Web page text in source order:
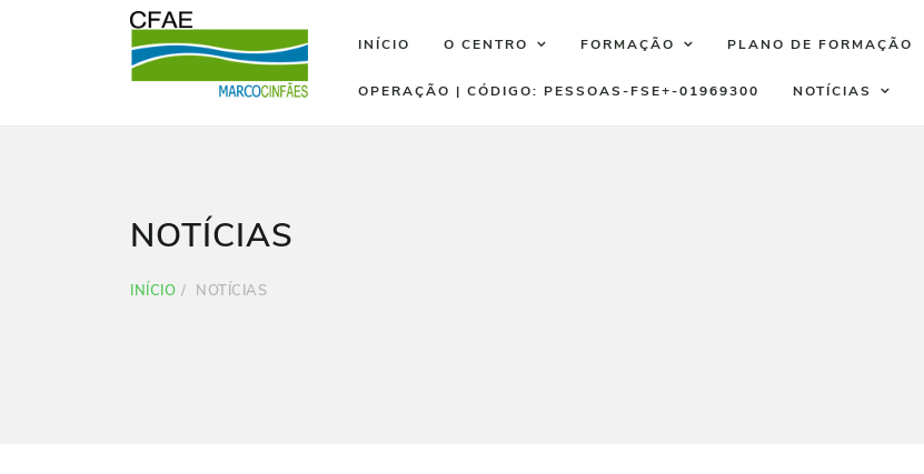
INÍCIO O CENTRO FORMAÇÃO PLANO DE FORMAÇÃO
OPERAÇÃO | CÓDIGO: PESSOAS-FSE+-01969300 NOTÍCIAS
NOTÍCIAS
INÍCIO NOTÍCIAS